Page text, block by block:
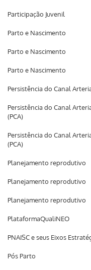
Participação Juvenil
Parto e Nascimento
Parto e Nascimento
Parto e Nascimento
Persistência do Canal
Persistência do Canal
(PCA)
Persistência do Canal
(PCA)
Planejamento reprodutivo
Planejamento reprodutivo
Planejamento reprodutivo
PlataformaQualiNEO
PNAISC e seus Eixos
Pós Parto